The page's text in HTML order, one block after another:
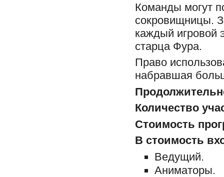
Команды могут
сокровищницы.
каждый игровой
старца Фура.
Право
набравшая
Количество
Стоимость
В стоимость
Ведущий.
Аниматоры.